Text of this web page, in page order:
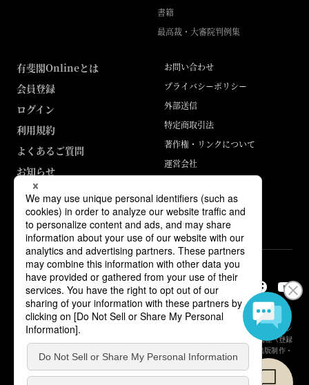
書籍
最高裁・大審院判例集
有斐閣Onlineとは
会員登録
ログイン
利用規約
よくあるご質問
お知らせ
お問い合わせ
プライバシーポリシー
外部送信
特定商取引法
著作権・リンクについて
運営会社
ABJマークは、この電子書店・電子書籍配信サービスが、著作権者からコン
テンツ使用許諾を得た正規版配信サービスであることを示す登録商標（登録
番号 第6091713号）です。詳しくは［ABJマーク］または［電子出版制作・
流通協議会］で検索してください。